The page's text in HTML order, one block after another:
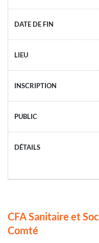
CFA Sanitaire et
Comté